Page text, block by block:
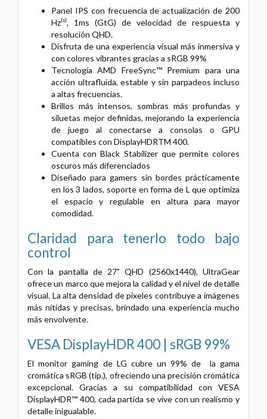
Panel IPS con frecuencia de actualización de 200
Hz⁽¹⁾, 1ms (GtG) de velocidad de respuesta y
resolución QHD.
Disfruta de una experiencia visual más inmersiva y
con colores vibrantes gracias a sRGB 99%
Tecnología AMD FreeSync™ Premium para una
acción ultrafluida, estable y sin parpadeos incluso
a altas frecuencias.
Brillos más intensos, sombras más profundas y
siluetas mejor definidas, mejorando la experiencia
de juego al conectarse a consolas o GPU
compatibles con DisplayHDRTM 400.
Cuenta con Black Stabilizer que permite colores
oscuros más diferenciados
Diseñado para gamers sin bordes prácticamente
en los 3 lados, soporte en forma de L que optimiza
el espacio y regulable en altura para mayor
comodidad.
Claridad para tenerlo todo bajo
control
Con la pantalla de 27" QHD (2560x1440), UltraGear
ofrece un marco que mejora la calidad y el nivel de detalle
visual. La alta densidad de píxeles contribuye a imágenes
más nítidas y precisas, brindado una experiencia mucho
más envolvente.
VESA DisplayHDR 400 | sRGB 99%
El monitor gaming de LG cubre un 99% de la gama
cromática sRGB (tip.), ofreciendo una precisión cromática
excepcional. Gracias a su compatibilidad con VESA
DisplayHDR™ 400, cada partida se vive con un realismo y
detalle inigualable.